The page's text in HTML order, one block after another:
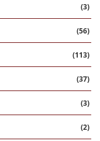
(3)
(56)
(113)
(37)
(3)
(2)